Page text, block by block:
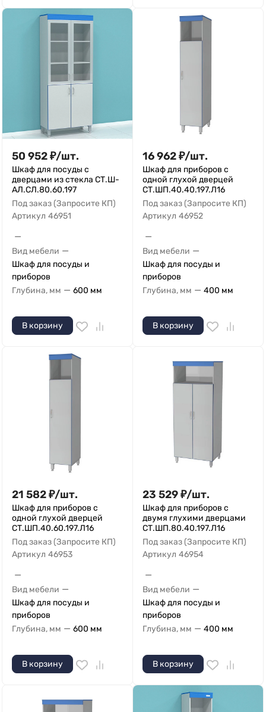
50 952₽/шт.
Шкаф для посуды с
дверцами из стекла СТ.Ш-
АЛ.СЛ.80.60.197
Под заказ (Запросите КП)
Артикул 46951
—
Вид мебели —
Шкаф для посуды и
приборов
Глубина, мм — 600 мм
В корзину
16 962₽/шт.
Шкаф для приборов с
одной глухой дверцей
СТ.ШП.40.40.197.Л16
Под заказ (Запросите КП)
Артикул 46952
—
Вид мебели —
Шкаф для посуды и
приборов
Глубина, мм — 400 мм
В корзину
21 582₽/шт.
Шкаф для приборов с
одной глухой дверцей
СТ.ШП.40.60.197.Л16
Под заказ (Запросите КП)
Артикул 46953
—
Вид мебели —
Шкаф для посуды и
приборов
Глубина, мм — 600 мм
В корзину
23 529₽/шт.
Шкаф для приборов с
двумя глухими дверцами
СТ.ШП.80.40.197.Л16
Под заказ (Запросите КП)
Артикул 46954
—
Вид мебели —
Шкаф для посуды и
приборов
Глубина, мм — 400 мм
В корзину